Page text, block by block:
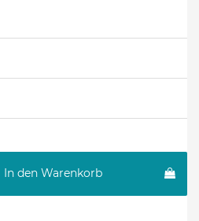
In den Warenkorb